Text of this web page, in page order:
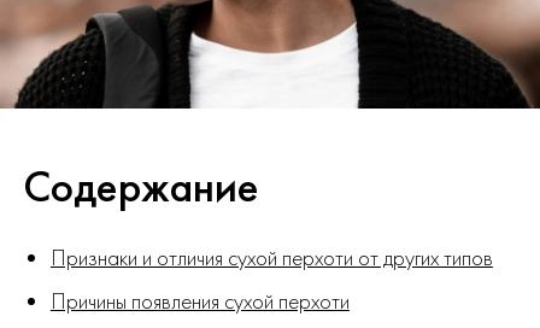
Содержание
Признаки и отличия сухой перхоти от других типов
Причины появления сухой перхоти